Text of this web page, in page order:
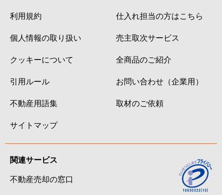
利用規約
個人情報の取り扱い
クッキーについて
引用ルール
不動産用語集
サイトマップ
仕入れ担当の方はこちら
売主取次サービス
全商品のご紹介
お問い合わせ（企業用）
取材のご依頼
関連サービス
不動産売却の窓口